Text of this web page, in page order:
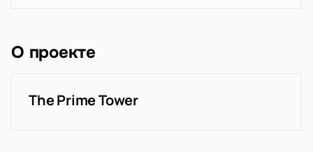
О проекте
The Prime Tower